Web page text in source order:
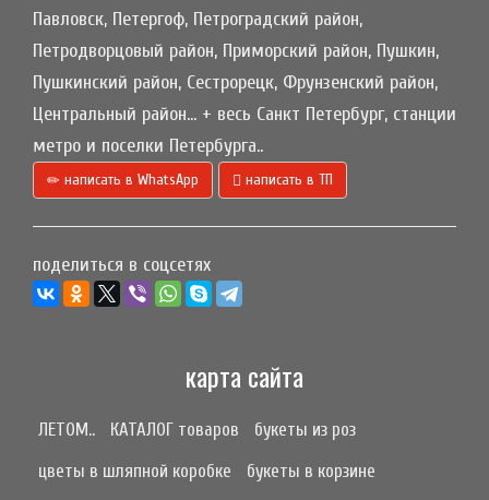
Павловск, Петергоф, Петроградский район,
Петродворцовый район, Приморский район, Пушкин,
Пушкинский район, Сестрорецк, Фрунзенский район,
Центральный район... + весь Санкт Петербург, станции
метро и поселки Петербурга..
написать в WhatsApp написать в ТП
поделиться в соцсетях
карта сайта
ЛЕТОМ.. КАТАЛОГ товаров
букеты из роз
цветы в шляпной коробке
букеты в корзине